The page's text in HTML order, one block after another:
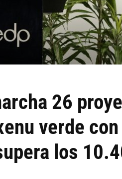
26
verde
los